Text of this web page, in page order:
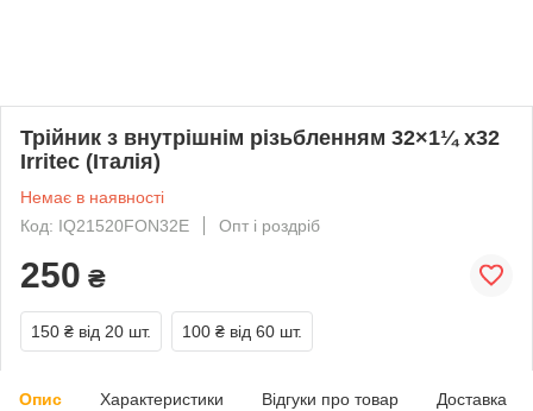
Трійник з внутрішнім різьбленням 32×1¼ x32
Irritec (Італія)
Немає в наявності
Код: IQ21520FON32E
Опт і роздріб
250 ₴
150 ₴ від 20 шт. 100 ₴ від 60 шт.
Опис Характеристики Відгуки про товар Доставка